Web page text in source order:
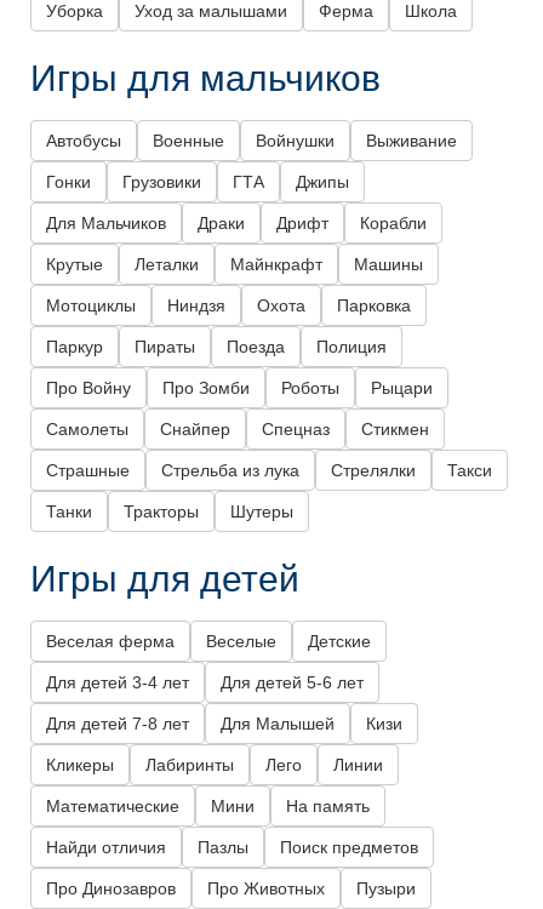
Уборка Уход за малышами Ферма Школа
Игры для мальчиков
Автобусы Военные Войнушки Выживание
Гонки Грузовики ГТА Джипы
Для Мальчиков Драки Дрифт Корабли
Крутые Леталки Майнкрафт Машины
Мотоциклы Ниндзя Охота Парковка
Паркур Пираты Поезда Полиция
Про Войну Про Зомби Роботы Рыцари
Самолеты Снайпер Спецназ Стикмен
Страшные Стрельба из лука Стрелялки Такси
Танки Тракторы Шутеры
Игры для детей
Веселая ферма Веселые Детские
Для детей 3-4 лет Для детей 5-6 лет
Для детей 7-8 лет Для Малышей Кизи
Кликеры Лабиринты Лего Линии
Математические Мини На память
Найди отличия Пазлы Поиск предметов
Про Динозавров Про Животных Пузыри